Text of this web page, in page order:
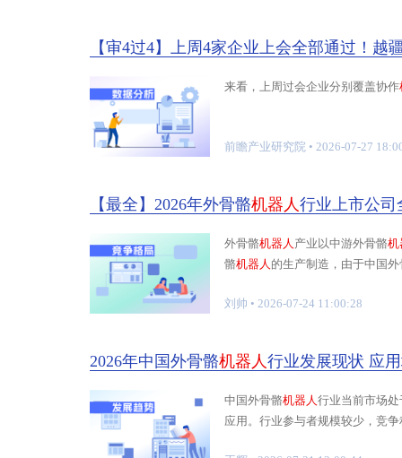
来看，上周过会企业分别覆盖协作
前瞻产业研究院 • 2026-07-27
【最全】2026年外骨骼机器人行业上市公司
外骨骼机器人 产业以中游外骨骼机
骼机器人 的生产制造，由于中国外
刘帅 • 2026-07-24 11:00:28
2026年中国外骨骼机器人行业发展现状 应
中国外骨骼机器人行业当前市场
应用。行业参与者规模较少，竞